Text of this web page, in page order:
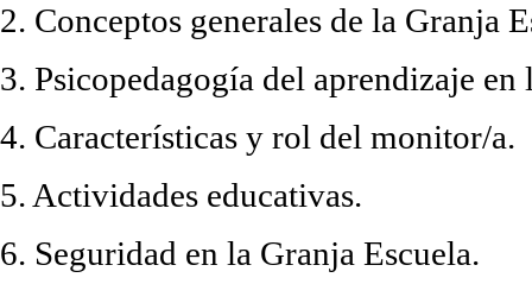
2. Conceptos generales de la Granja
3. Psicopedagogía del aprendizaje en
4. Características y rol del monitor/a.
5. Actividades educativas.
6. Seguridad en la Granja Escuela.